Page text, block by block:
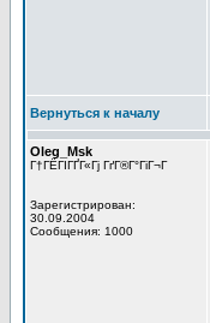
Вернуться к началу
Oleg_Msk
Г†ГЁГІГҐГ«Гј ГґГ®Г°ГіГ¬Г
Зарегистрирован:
30.09.2004
Сообщения: 1000